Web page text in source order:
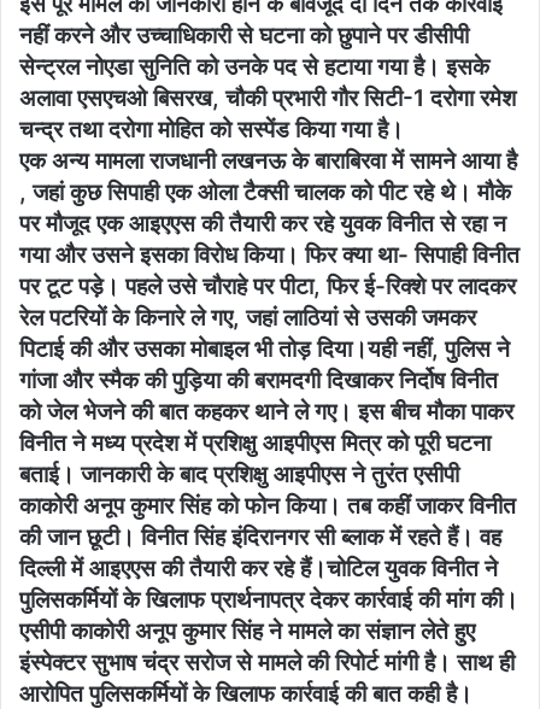
नहीं करने और उच्चाधिकारी से घटना को छुपाने पर डीसीपी
सेन्ट्रल नोएडा सुनिति को उनके पद से हटाया गया है। इसके
अलावा एसएचओ बिसरख, चौकी प्रभारी गौर सिटी-1 दरोगा रमेश
चन्द्र तथा दरोगा मोहित को सस्पेंड किया गया है।
एक अन्य मामला राजधानी लखनऊ के बाराबिरवा में सामने आया है
, जहां कुछ सिपाही एक ओला टैक्सी चालक को पीट रहे थे। मौके
पर मौजूद एक आइएएस की तैयारी कर रहे युवक विनीत से रहा न
गया और उसने इसका विरोध किया। फिर क्या था- सिपाही विनीत
पर टूट पड़े। पहले उसे चौराहे पर पीटा, फिर ई-रिक्शे पर लादकर
रेल पटरियों के किनारे ले गए, जहां लाठियां से उसकी जमकर
पिटाई की और उसका मोबाइल भी तोड़ दिया।यही नहीं, पुलिस ने
गांजा और स्मैक की पुड़िया की बरामदगी दिखाकर निर्दोष विनीत
को जेल भेजने की बात कहकर थाने ले गए। इस बीच मौका पाकर
विनीत ने मध्य प्रदेश में प्रशिक्षु आइपीएस मित्र को पूरी घटना
बताई। जानकारी के बाद प्रशिक्षु आइपीएस ने तुरंत एसीपी
काकोरी अनूप कुमार सिंह को फोन किया। तब कहीं जाकर विनीत
की जान छूटी। विनीत सिंह इंदिरानगर सी ब्लाक में रहते हैं। वह
दिल्ली में आइएएस की तैयारी कर रहे हैं।चोटिल युवक विनीत ने
पुलिसकर्मियों के खिलाफ प्रार्थनापत्र देकर कार्रवाई की मांग की।
एसीपी काकोरी अनूप कुमार सिंह ने मामले का संज्ञान लेते हुए
इंस्पेक्टर सुभाष चंद्र सरोज से मामले की रिपोर्ट मांगी है। साथ ही
आरोपित पुलिसकर्मियों के खिलाफ कार्रवाई की बात कही है।